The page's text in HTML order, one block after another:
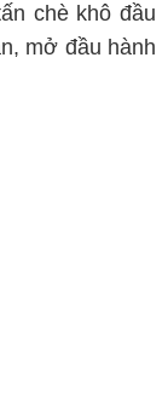
chè khô đầu
mở đầu hành